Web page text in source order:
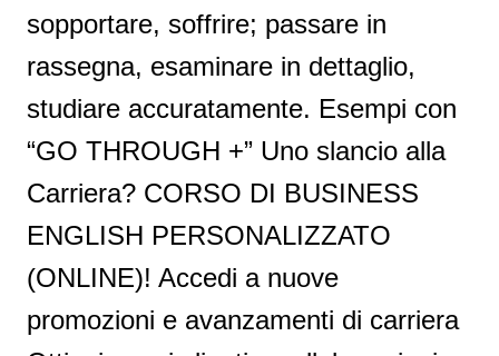
sopportare, soffrire; passare in
rassegna, esaminare in dettaglio,
studiare accuratamente. Esempi con
“GO THROUGH +” Uno slancio alla
Carriera? CORSO DI BUSINESS
ENGLISH PERSONALIZZATO
(ONLINE)! Accedi a nuove
promozioni e avanzamenti di carriera